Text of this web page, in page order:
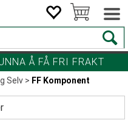
Å FÅ FRI FRAKT
Selv> FF Komponent